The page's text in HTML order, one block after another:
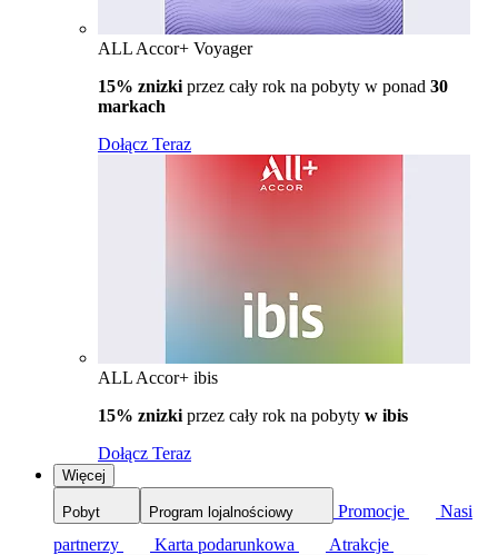
ALL Accor+ Voyager
15% znizki przez cały rok na pobyty w ponad 30
markach
Dołącz Teraz
ALL Accor+ ibis
15% znizki przez cały rok na pobyty w ibis
Dołącz Teraz
Więcej
Pobyt Program lojalnościowy Promocje
Nasi
partnerzy
Karta podarunkowa Atrakcje